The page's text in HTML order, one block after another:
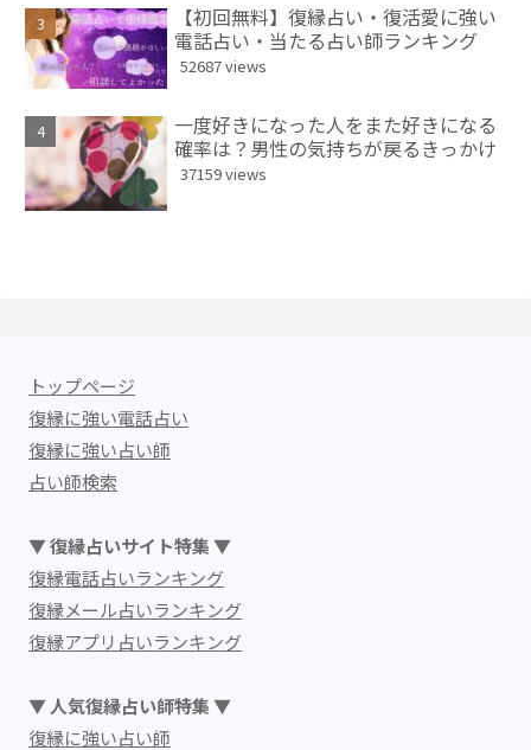
【初回無料】復縁占い・復活愛に強い
電話占い・当たる占い師ランキング
52687 views
一度好きになった人をまた好きになる
確率は？男性の気持ちが戻るきっかけ
37159 views
トップページ
復縁に強い電話占い
復縁に強い占い師
占い師検索
▼ 復縁占いサイト特集 ▼
復縁電話占いランキング
復縁メール占いランキング
復縁アプリ占いランキング
▼ 人気復縁占い師特集 ▼
復縁に強い占い師